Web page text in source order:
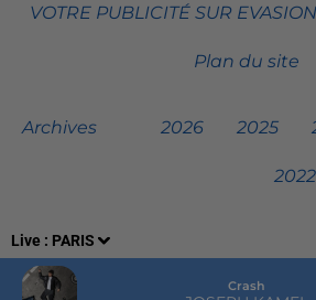
Live : PARIS
Crash
VOTRE PUBLICITÉ SUR EVASION
Plan du site
Archives 2026 2025
2022